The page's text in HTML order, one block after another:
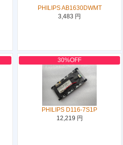
PHILIPS AB1630DWMT
3,483 円
30%OFF
PHILIPS D116-7S1P
12,219 円